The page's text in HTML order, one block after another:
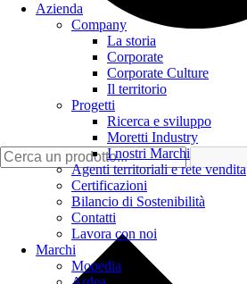
Azienda
Company
La storia
Corporate
Corporate Culture
Il territorio
Progetti
Ricerca e sviluppo
Moretti Industry
I nostri Marchi
Agenti territoriali e rete vendita
Certificazioni
Bilancio di Sostenibilità
Contatti
Lavora con noi
Marchi
Mopedia